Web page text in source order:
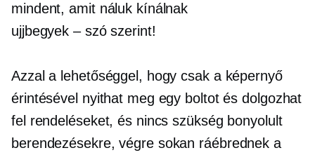
mindent, amit náluk kínálnak
ujjbegyek – szó szerint!
Azzal a lehetőséggel, hogy csak a képernyő
érintésével nyithat meg egy boltot és dolgozhat
fel rendeléseket, és nincs szükség bonyolult
berendezésekre, végre sokan ráébrednek a